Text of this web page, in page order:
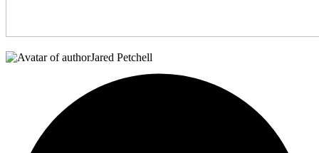
Jared Petchell